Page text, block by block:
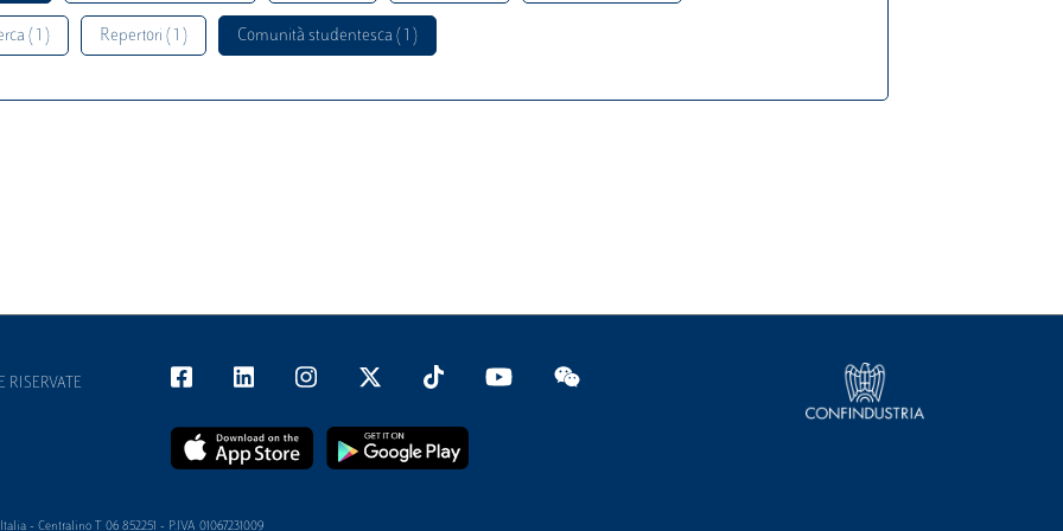
( 1 ) Repertori ( 1 ) Comunità studentesca ( 1 )
RISERVATE
- Centralino T 06 852251 - P.IVA 01067231009